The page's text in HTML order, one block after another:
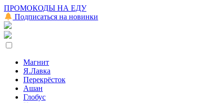
ПРОМОКОДЫ НА ЕДУ
Подписаться на новинки
Магнит
Я.Лавка
Перекрёсток
Ашан
Глобус